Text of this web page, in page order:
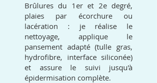
Brûlures du 1er et 2e degré,
plaies par écorchure ou
lacération : je réalise le
nettoyage, applique le
pansement adapté (tulle gras,
hydrofibre, interface siliconée)
et assure le suivi jusqu'à
épidermisation complète.